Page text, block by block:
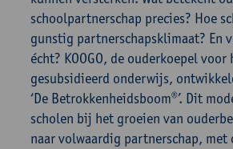
schoolpartnerschap precies? Hoe
gunstig partnerschapsklimaat? En
écht? KOOGO, de ouderkoepel
gesubsidieerd onderwijs,
‘De Betrokkenheidsboom®’. Dit
scholen bij het groeien van
naar volwaardig partnerschap, met